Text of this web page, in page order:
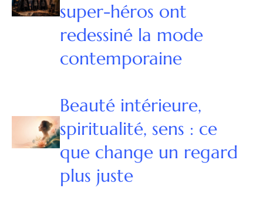
super-héros ont
redessiné la mode
contemporaine
Beauté intérieure,
spiritualité, sens : ce
que change un regard
plus juste